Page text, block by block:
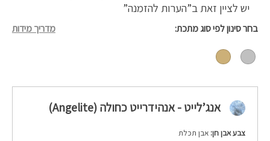
יש לציין זאת ב”הערות להזמנה”
בחר סינון לפי סוג מתכת מדריך מידות
אנג’לייט - אנהידרייט כחולה (Angelite)
צבע אבן חן: אבן תכלת